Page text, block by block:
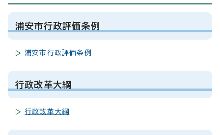
浦安市行政評価条例
浦安市行政評価条例
行政改革大綱
行政改革大綱